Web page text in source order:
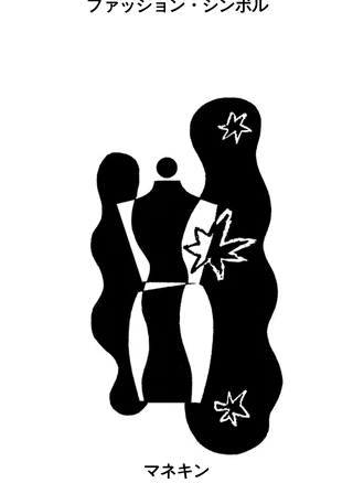
ファッション・シンボル
マネキン